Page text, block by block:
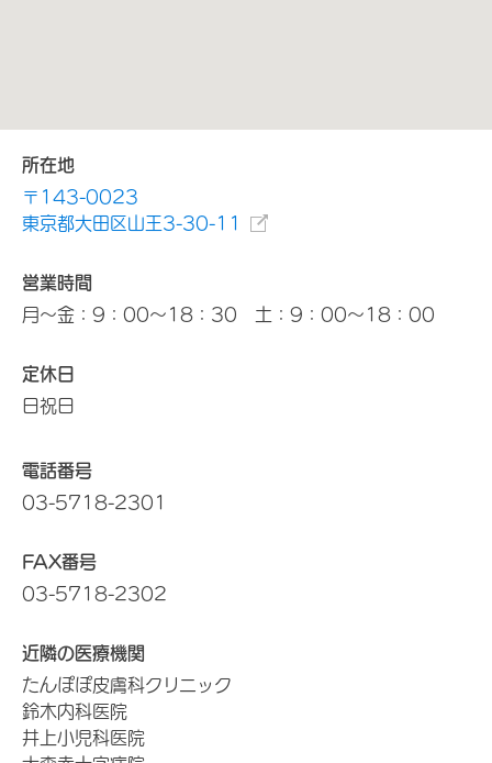
所在地
〒143-0023
東京都大田区山王3-30-11
営業時間
月～金：9：00～18：30 土：9：00～18：00
定休日
日祝日
電話番号
03-5718-2301
FAX番号
03-5718-2302
近隣の医療機関
たんぽぽ皮膚科クリニック
鈴木内科医院
井上小児科医院